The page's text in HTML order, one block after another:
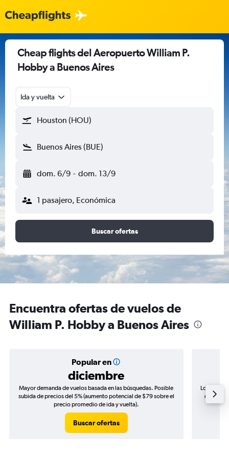
Cheap flights del Aeropuerto William P.
Hobby a Buenos Aires
Ida y vuelta
Houston (HOU)
Buenos Aires (BUE)
dom. 6/9 - dom. 13/9
1 pasajero, Económica
Buscar ofertas
Encuentra ofertas de vuelos de
William P. Hobby a Buenos Aires
Popular en
diciembre
Mayor demanda de vuelos basada en las búsquedas. Posible
subida de precios del 5% (aumento potencial de $79 sobre el
precio promedio de ida y vuelta).
Buscar ofertas
Los
de